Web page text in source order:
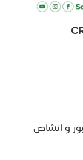
و انشاص